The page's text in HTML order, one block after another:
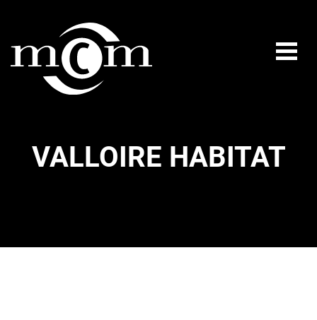
VALLOIRE HABITAT